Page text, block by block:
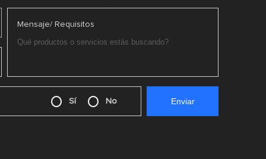
Mensaje/ Requisitos
Sí No